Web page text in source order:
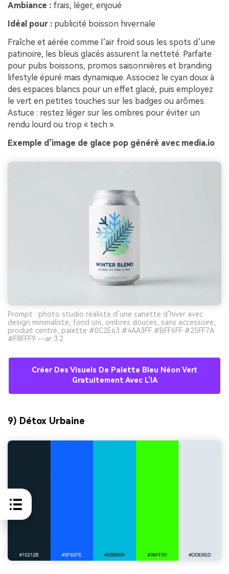
Ambiance : frais, léger, enjoué
Idéal pour : publicité boisson hivernale
Fraîche et aérée comme l’air froid sous les spots d’une
patinoire, les bleus glacés assurent la netteté. Parfaite
pour pubs boissons, promos saisonnières et branding
lifestyle épuré mais dynamique. Associez le cyan doux à
des espaces blancs pour un effet glacé, puis employez
le vert en petites touches sur les badges ou arômes.
Astuce : restez léger sur les ombres pour éviter un
rendu lourd ou trop « tech ».
Exemple d’image de glace pop généré avec media.io
Prompt : photo studio réaliste d’une canette d’hiver avec
design minimaliste, fond uni, ombres douces, sans accessoire,
produit centré, palette #0C2E63 #4AA3FF #BFF6FF #25FF7A
#F8FFF9 --ar 3:2
Créer Des Visuels De Palette Bleu Néon Vert
Gratuitement Avec L’IA
9) Détox Urbaine